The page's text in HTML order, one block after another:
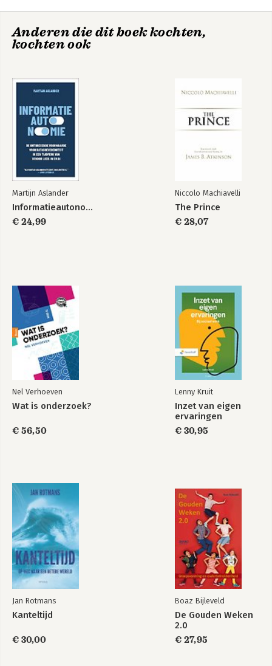
professionals bereikt via nieuwsbrief
organiseert executive meetings en co-
Wil je ook leren singulariteitsurfen? Dat
Kijk op www.innovation-network.nl
Anderen die dit boek kochten,
kochten ook
Martijn Aslander
Informatieautonomie
€ 24,99
Niccolo Machiavelli
The Prince
€ 28,07
Nel Verhoeven
Wat is onderzoek?
€ 56,50
Lenny Kruit
Inzet van eigen
ervaringen
€ 30,95
Jan Rotmans
Kanteltijd
€ 30,00
Boaz Bijleveld
De Gouden Weken
2.0
€ 27,95